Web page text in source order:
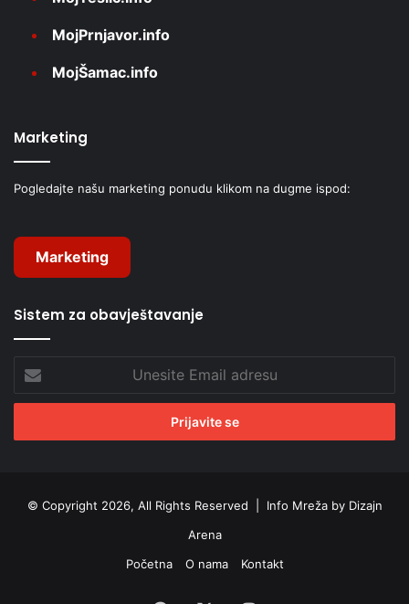
MojPrnjavor.info
MojŠamac.info
Marketing
Pogledajte našu marketing ponudu klikom na dugme ispod:
Marketing
Sistem za obavještavanje
Email
adresu
© Copyright 2026, All Rights Reserved | Info Mreža by Dizajn
Arena
Početna
O nama Kontakt